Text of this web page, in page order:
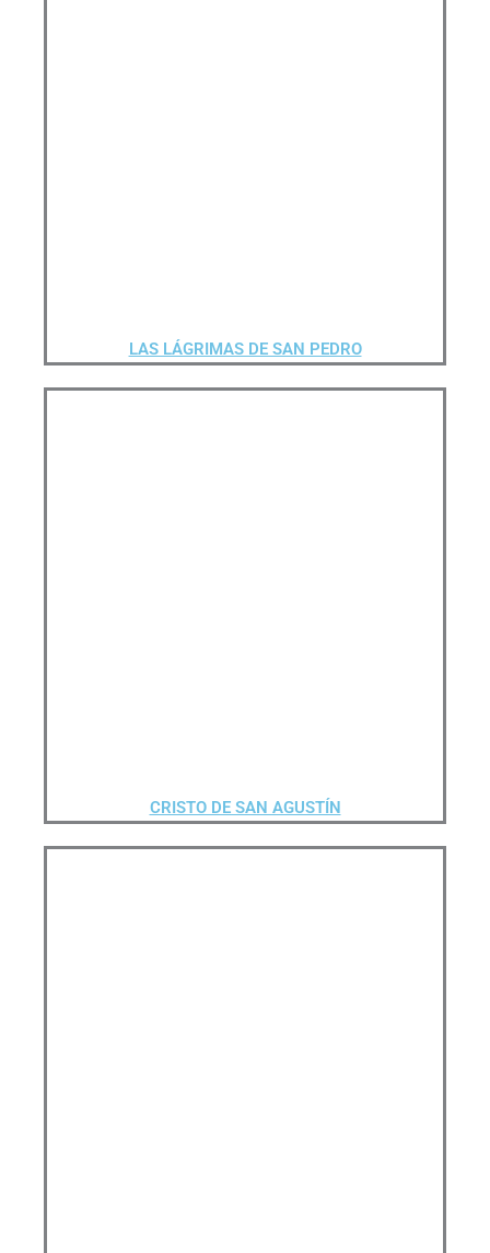
LAS LÁGRIMAS DE SAN PEDRO
CRISTO DE SAN AGUSTÍN